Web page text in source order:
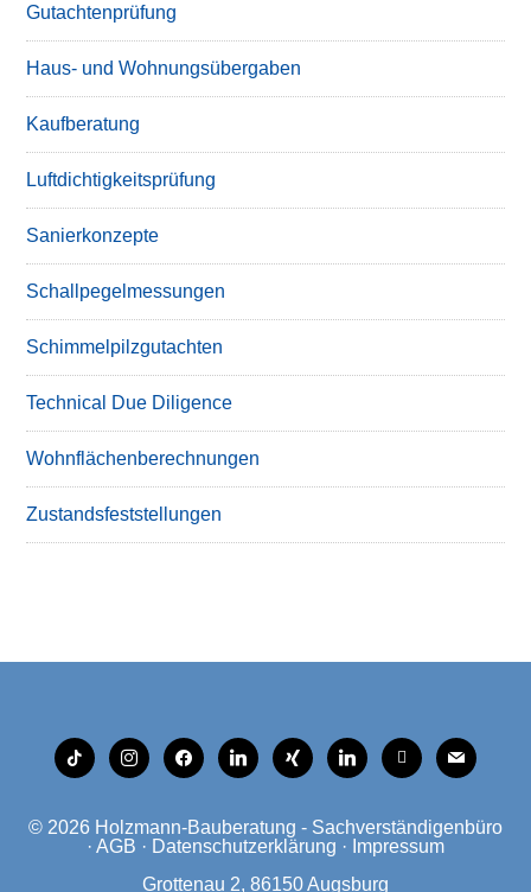
Gutachtenprüfung
Haus- und Wohnungsübergaben
Kaufberatung
Luftdichtigkeitsprüfung
Sanierkonzepte
Schallpegelmessungen
Schimmelpilzgutachten
Technical Due Diligence
Wohnflächenberechnungen
Zustandsfeststellungen
tiktok instagramfacebooklinkedinxing linkedinmobilemail
© 2026 Holzmann-Bauberatung - Sachverständigenbüro
· AGB · Datenschutzerklärung · Impressum
Grottenau 2, 86150 Augsburg